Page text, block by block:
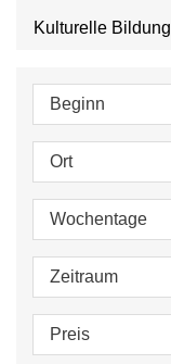
Kulturelle Bildung
Beginn
Ort
Wochentage
Zeitraum
Preis